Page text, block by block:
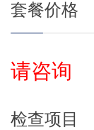
套餐价格
请咨询
检查项目